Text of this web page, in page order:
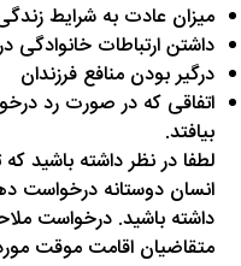
میزان عادت به شرایط زندگی
داشتن ارتباطات خانوادگی در
درگیر بودن منافع فرزندان
اتفاقی که در صورت رد
بیافتد.
لطفا در نظر داشته باشید
انسان دوستانه درخواست
داشته باشید. درخواست
متقاضیان اقامت موقت